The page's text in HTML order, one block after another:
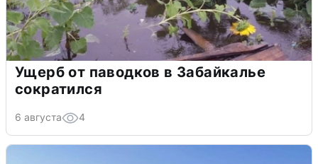
Ущерб от паводков в Забайкалье
сократился
6 августа 4